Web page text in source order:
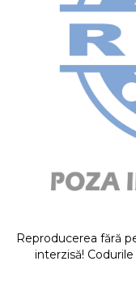
Reproducerea fără
interzisă!